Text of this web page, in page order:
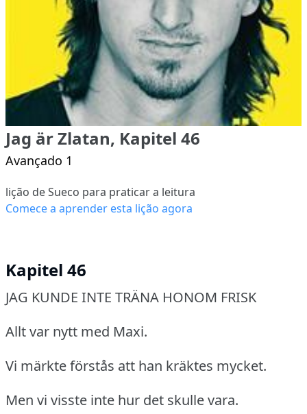
Jag är Zlatan, Kapitel 46
Avançado 1
lição de Sueco para praticar a leitura
Comece a aprender esta lição agora
Kapitel 46
JAG KUNDE INTE TRÄNA HONOM FRISK
Allt var nytt med Maxi.
Vi märkte förstås att han kräktes mycket.
Men vi visste inte hur det skulle vara.